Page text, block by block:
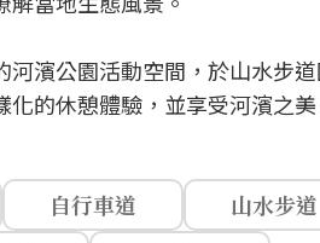
河濱公園活動空間，於山水步
的休憩體驗，並享受河濱之美
自行車道 山水步道